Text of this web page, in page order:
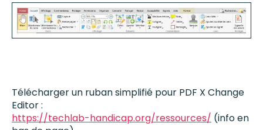
Télécharger un ruban simplifié pour PDF X Change
Editor :
https://techlab-handicap.org/ressources/ (info en